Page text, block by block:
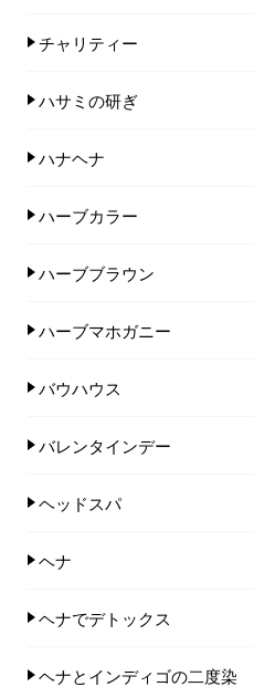
チャリティー
ハサミの研ぎ
ハナヘナ
ハーブカラー
ハーブブラウン
ハーブマホガニー
バウハウス
バレンタインデー
ヘッドスパ
ヘナ
ヘナでデトックス
ヘナとインディゴの二度染